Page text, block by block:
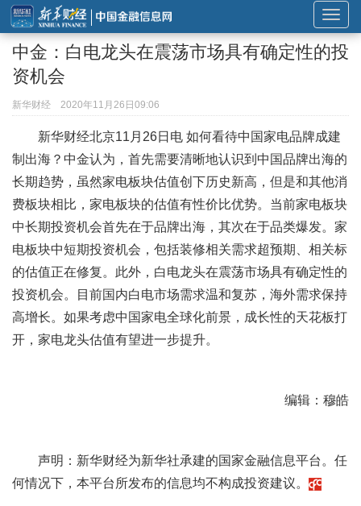
展
开
或
导
航
中金：白电龙头在震荡市场具有确定性的投
资机会
新华财经 2020年11月26日09:06
新华财经北京11月26日电 如何看待中国家电品牌成建
制出海？中金认为，首先需要清晰地认识到中国品牌出海的
长期趋势，虽然家电板块估值创下历史新高，但是和其他消
费板块相比，家电板块的估值有性价比优势。当前家电板块
中长期投资机会首先在于品牌出海，其次在于品类爆发。家
电板块中短期投资机会，包括装修相关需求超预期、相关标
的估值正在修复。此外，白电龙头在震荡市场具有确定性的
投资机会。目前国内白电市场需求温和复苏，海外需求保持
高增长。如果考虑中国家电全球化前景，成长性的天花板打
开，家电龙头估值有望进一步提升。
编辑：穆皓
声明：新华财经为新华社承建的国家金融信息平台。任
何情况下，本平台所发布的信息均不构成投资建议。